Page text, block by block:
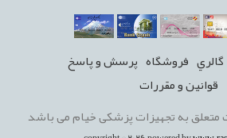
گالري فروشگاه پرسش و پاسخ
قوانين و مقررات
به تجهیزات پزشکی خیام می باشد